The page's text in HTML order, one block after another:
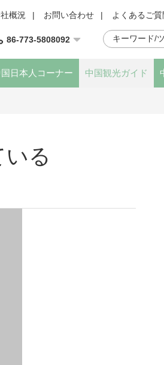
概況 | お問い合わせ | よくあるご質
86-773-5808092
日本人コーナー 中国観光ガイド
る